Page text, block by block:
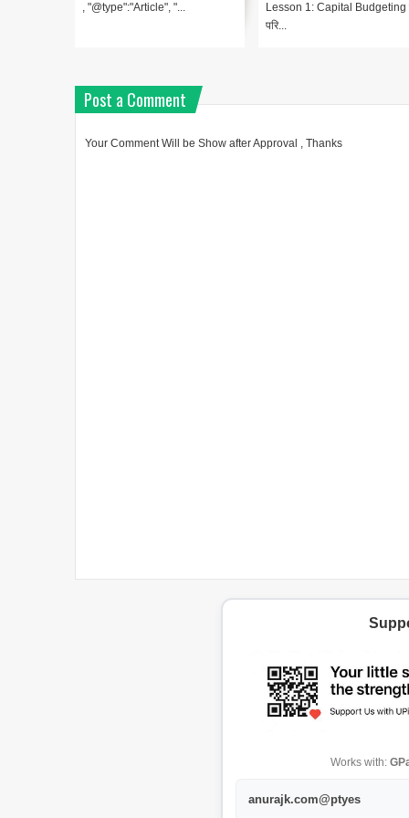
Post a Comment
Your Comment Will be Show after Approval , Thanks
Works with:
anurajk.com@ptyes